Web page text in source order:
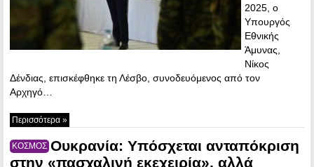
2025, ο
Υπουργός
Εθνικής
Άμυνας,
Νίκος
Δένδιας, επισκέφθηκε τη Λέσβο, συνοδευόμενος από τον
Αρχηγό…
Περισσότερα »
ΚΟΣΜΟΣ Ουκρανία: Υπόσχεται ανταπόκριση
στην «πασχαλινή εκεχειρία», αλλά